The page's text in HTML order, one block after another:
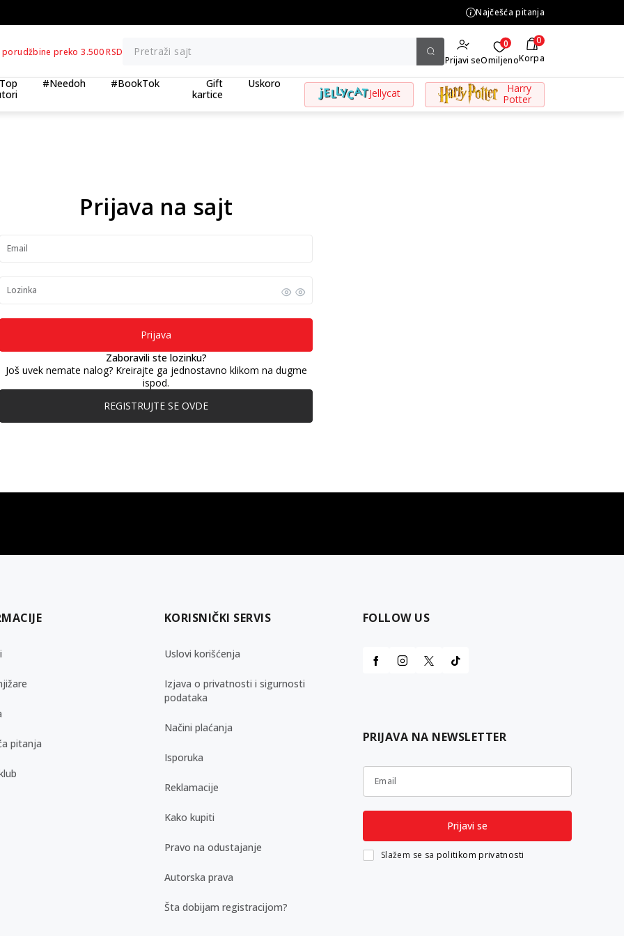
Najčešća pitanja
porudžbine preko 3.500 RSD Pretraži sajt
Prijavi se
0
Omiljeno
0
Korpa
Top
#Needoh #BookTok
Gift
kartice
Uskoro
Jellycat
Harry
Potter
Prijava na sajt
Email
Lozinka
Prijava
Zaboravili ste lozinku?
Još uvek nemate nalog? Kreirajte ga jednostavno klikom na dugme
ispod.
REGISTRUJTE SE OVDE
pitanja
KORISNIČKI SERVIS
Uslovi korišćenja
Izjava o privatnosti i sigurnosti
podataka
Načini plaćanja
Isporuka
Reklamacije
Kako kupiti
Pravo na odustajanje
Autorska prava
Šta dobijam registracijom?
FOLLOW US
PRIJAVA NA NEWSLETTER
Email
Prijavi se
Slažem se sa politikom privatnosti